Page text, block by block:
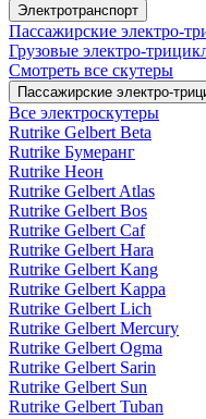
Электротранспорт
Пассажирские
Грузовые
Смотреть все скутеры
Пассажирские
Все электро­скутеры
Rutrike Gelbert Beta
Rutrike Бумеранг
Rutrike Неон
Rutrike Gelbert Atlas
Rutrike Gelbert Bos
Rutrike Gelbert Caf
Rutrike Gelbert Hara
Rutrike Gelbert Kang
Rutrike Gelbert Kappa
Rutrike Gelbert Lich
Rutrike Gelbert Mercury
Rutrike Gelbert Ogma
Rutrike Gelbert Sarin
Rutrike Gelbert Sun
Rutrike Gelbert Tuban